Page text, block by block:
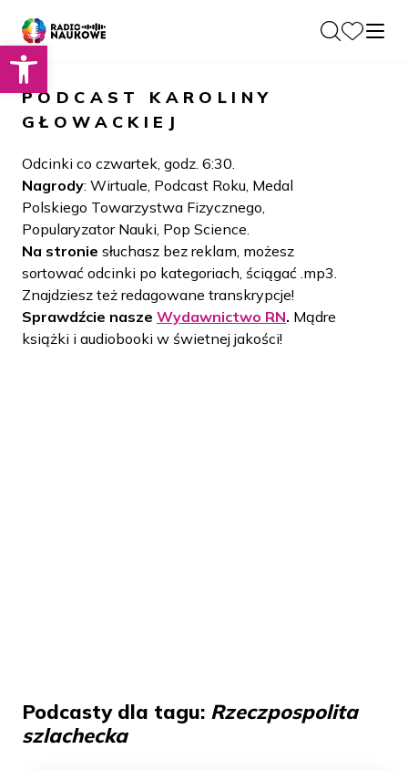
Otwórz pasek narzędzi
O nas
O Radiu
Zespół
Historia
Społeczność
Dla Naukowców
Podcasty
Projekty
LAMU
Beyond Curie
Blog
Kontakt
Wydawnictwo
PODCAST
KAROLINY
GŁOWACKIEJ
Odcinki co czwartek, godz. 6:30.
Nagrody: Wirtuale, Podcast Roku, Medal
Polskiego Towarzystwa Fizycznego,
Popularyzator Nauki, Pop Science.
Na stronie słuchasz bez reklam, możesz
sortować odcinki po kategoriach, ściągać .mp3.
Znajdziesz też redagowane transkrypcje!
Sprawdźcie nasze Wydawnictwo RN. Mądre
książki i audiobooki w świetnej jakości!
Podcasty dla tagu: Rzeczpospolita
szlachecka